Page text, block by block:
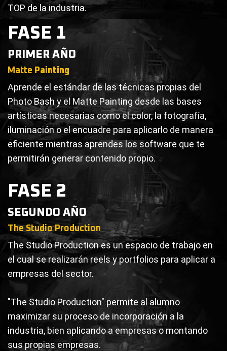
TOP de la industria.
FASE 1
PRIMER AÑO
Matte Painting
Aprende el estándar de las técnicas propias del
Photo Bash y el Matte Painting desde las bases
artísticas necesarias como el color, la fotografía,
iluminación o el encuadre para aplicarlo de manera
eficiente mientras aprendes los software que te
permitirán generar contenido propio.
FASE 2
SEGUNDO AÑO
The Studio Production
The Studio Production es un espacio de trabajo en
el cual se realizarán reels y portfolios para aplicar a
empresas del sector.
"The Studio Production" permite al alumno
maximizar su proceso de incorporación a la
industria, bien aplicando a empresas o montando
sus propias empresas.